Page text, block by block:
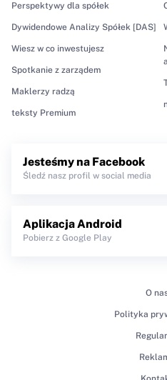
Perspektywy dla spółek
Dywidendowe Analizy Spółek [DAS]
Wiesz w co inwestujesz
Spotkanie z zarządem
Maklerzy radzą
teksty Premium
Jesteśmy na Facebook
Śledź nasz profil w social media
Aplikacja Android
Pobierz z Google Play
O
Polityka